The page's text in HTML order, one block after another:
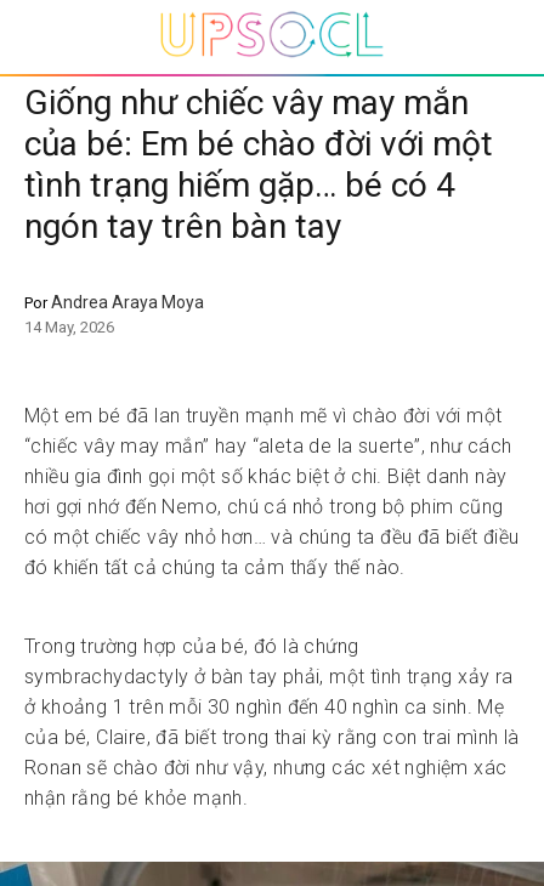
Giống như chiếc vây may mắn
của bé: Em bé chào đời với một
tình trạng hiếm gặp… bé có 4
ngón tay trên bàn tay
PorAndrea Araya Moya
14 May, 2026
Một em bé đã lan truyền mạnh mẽ vì chào đời với một
“chiếc vây may mắn” hay “aleta de la suerte”, như cách
nhiều gia đình gọi một số khác biệt ở chi. Biệt danh này
hơi gợi nhớ đến Nemo, chú cá nhỏ trong bộ phim cũng
có một chiếc vây nhỏ hơn… và chúng ta đều đã biết điều
đó khiến tất cả chúng ta cảm thấy thế nào.
Trong trường hợp của bé, đó là chứng
symbrachydactyly ở bàn tay phải, một tình trạng xảy ra
ở khoảng 1 trên mỗi 30 nghìn đến 40 nghìn ca sinh. Mẹ
của bé, Claire, đã biết trong thai kỳ rằng con trai mình là
Ronan sẽ chào đời như vậy, nhưng các xét nghiệm xác
nhận rằng bé khỏe mạnh.